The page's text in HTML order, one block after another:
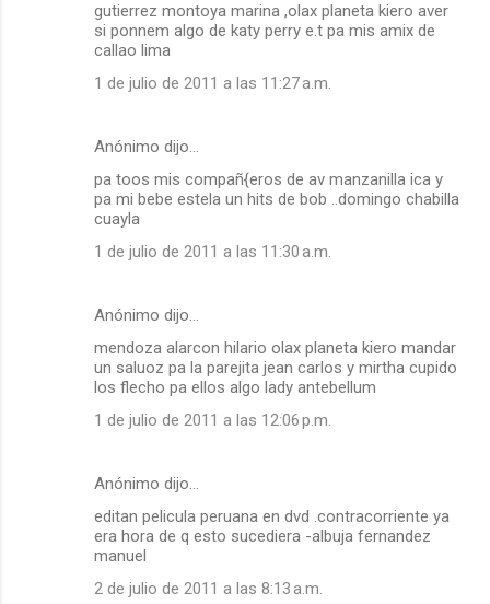
gutierrez montoya marina ,olax planeta kiero aver
si ponnem algo de katy perry e.t pa mis amix de
callao lima
1 de julio de 2011 a las 11:27 a.m.
Anónimo dijo…
pa toos mis compañ{eros de av manzanilla ica y
pa mi bebe estela un hits de bob ..domingo chabilla
cuayla
1 de julio de 2011 a las 11:30 a.m.
Anónimo dijo…
mendoza alarcon hilario olax planeta kiero mandar
un saluoz pa la parejita jean carlos y mirtha cupido
los flecho pa ellos algo lady antebellum
1 de julio de 2011 a las 12:06 p.m.
Anónimo dijo…
editan pelicula peruana en dvd .contracorriente ya
era hora de q esto sucediera -albuja fernandez
manuel
2 de julio de 2011 a las 8:13 a.m.